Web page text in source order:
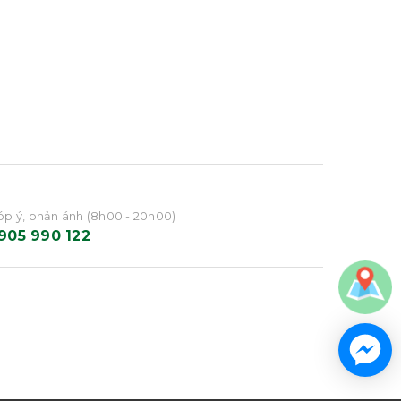
ý, phản ánh (8h00 - 20h00)
990 122